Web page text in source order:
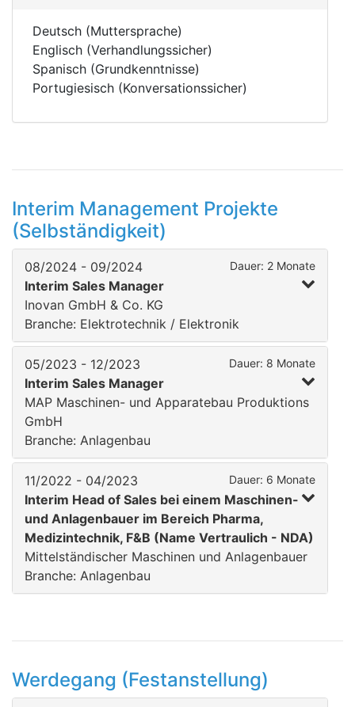
Deutsch (Muttersprache)
Englisch (Verhandlungssicher)
Spanisch (Grundkenntnisse)
Portugiesisch (Konversationssicher)
Interim Management Projekte
(Selbständigkeit)
08/2024 - 09/2024 Dauer: 2 Monate
Interim Sales Manager
Inovan GmbH & Co. KG
Branche: Elektrotechnik / Elektronik
05/2023 - 12/2023 Dauer: 8 Monate
Interim Sales Manager
MAP Maschinen- und Apparatebau Produktions
GmbH
Branche: Anlagenbau
11/2022 - 04/2023 Dauer: 6 Monate
Interim Head of Sales bei einem Maschinen-
und Anlagenbauer im Bereich Pharma,
Medizintechnik, F&B (Name Vertraulich - NDA)
Mittelständischer Maschinen und Anlagenbauer
Branche: Anlagenbau
Werdegang (Festanstellung)